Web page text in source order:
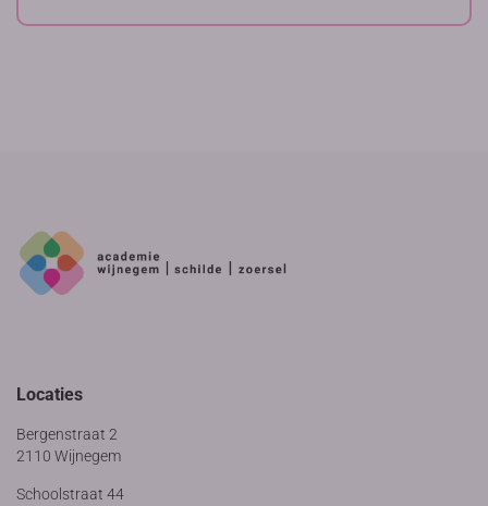
Locaties
Bergenstraat 2
2110 Wijnegem
Schoolstraat 44